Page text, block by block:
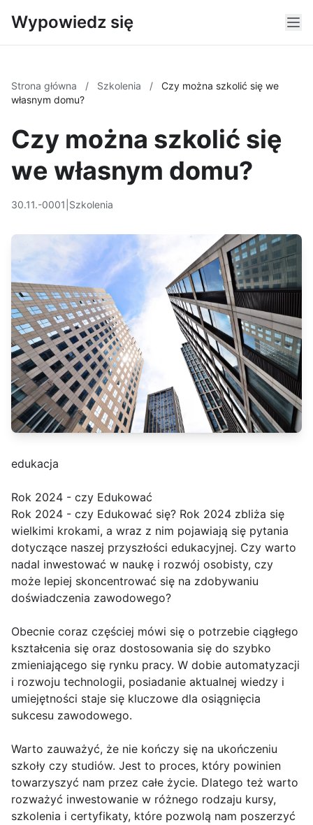
Wypowiedz się
Strona główna / Szkolenia /
Czy można szkolić się we
własnym domu?
Czy można szkolić się
we własnym domu?
30.11.-0001 Szkolenia
edukacja
Rok 2024 - czy Edukować
Rok 2024 - czy Edukować się? Rok 2024 zbliża się
wielkimi krokami, a wraz z nim pojawiają się pytania
dotyczące naszej przyszłości edukacyjnej. Czy warto
nadal inwestować w naukę i rozwój osobisty, czy
może lepiej skoncentrować się na zdobywaniu
doświadczenia zawodowego?
Obecnie coraz częściej mówi się o potrzebie ciągłego
kształcenia się oraz dostosowania się do szybko
zmieniającego się rynku pracy. W dobie automatyzacji
i rozwoju technologii, posiadanie aktualnej wiedzy i
umiejętności staje się kluczowe dla osiągnięcia
sukcesu zawodowego.
Warto zauważyć, że nie kończy się na ukończeniu
szkoły czy studiów. Jest to proces, który powinien
towarzyszyć nam przez całe życie. Dlatego też warto
rozważyć inwestowanie w różnego rodzaju kursy,
szkolenia i certyfikaty, które pozwolą nam poszerzyć